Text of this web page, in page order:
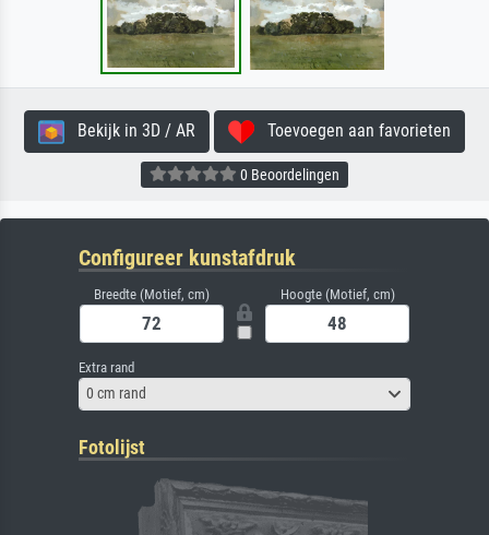
Bekijk in 3D / AR Toevoegen aan favorieten
0 Beoordelingen
Configureer kunstafdruk
Breedte (Motief, cm) Hoogte (Motief, cm)
Extra rand
0 cm rand
Fotolijst